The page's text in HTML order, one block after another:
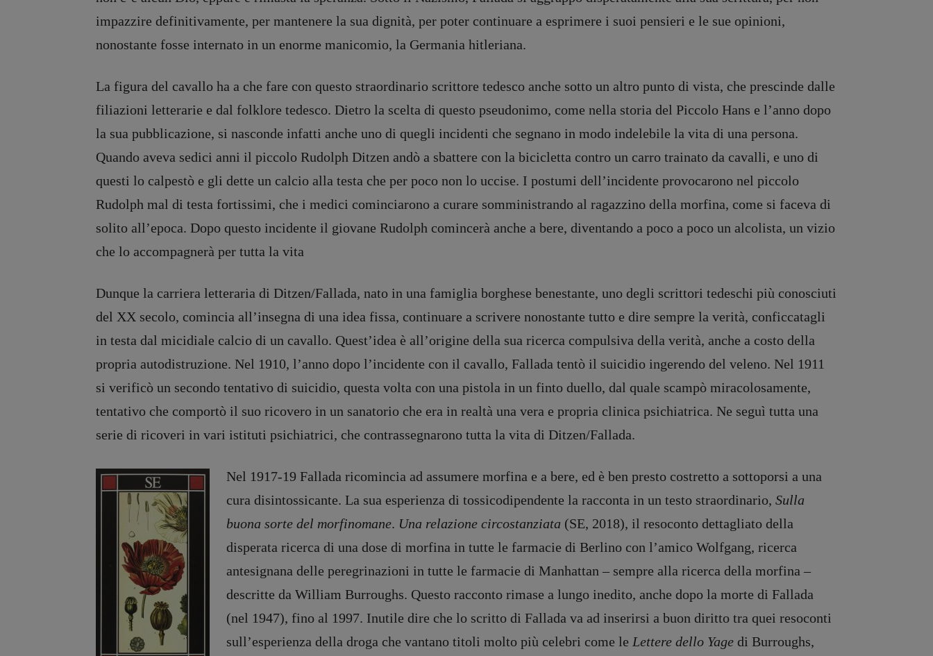
Copyright © 2018 – 2023 Pulp Magazine – Associazione Pulp Magazine – registrazione Tribunale Milano n° 5864/2023 – cod. fis. 97943720157 –Privacy
impazzire definitivamente, per mantenere la sua dignità, per poter continuare a esprimere i suoi pensieri e le sue opinioni,
nonostante fosse internato in un enorme manicomio, la Germania hitleriana.
La figura del cavallo ha a che fare con questo straordinario scrittore tedesco anche sotto un altro punto di vista, che prescinde dalle
filiazioni letterarie e dal folklore tedesco. Dietro la scelta di questo pseudonimo, come nella storia del Piccolo Hans e l’anno dopo
la sua pubblicazione, si nasconde infatti anche uno di quegli incidenti che segnano in modo indelebile la vita di una persona.
Quando aveva sedici anni il piccolo Rudolph Ditzen andò a sbattere con la bicicletta contro un carro trainato da cavalli, e uno di
questi lo calpestò e gli dette un calcio alla testa che per poco non lo uccise. I postumi dell’incidente provocarono nel piccolo
Rudolph mal di testa fortissimi, che i medici cominciarono a curare somministrando al ragazzino della morfina, come si faceva di
solito all’epoca. Dopo questo incidente il giovane Rudolph comincerà anche a bere, diventando a poco a poco un alcolista, un vizio
che lo accompagnerà per tutta la vita
Dunque la carriera letteraria di Ditzen/Fallada, nato in una famiglia borghese benestante, uno degli scrittori tedeschi più conosciuti
del XX secolo, comincia all’insegna di una idea fissa, continuare a scrivere nonostante tutto e dire sempre la verità, conficcatagli
in testa dal micidiale calcio di un cavallo. Quest’idea è all’origine della sua ricerca compulsiva della verità, anche a costo della
propria autodistruzione. Nel 1910, l’anno dopo l’incidente con il cavallo, Fallada tentò il suicidio ingerendo del veleno. Nel 1911
si verificò un secondo tentativo di suicidio, questa volta con una pistola in un finto duello, dal quale scampò miracolosamente,
tentativo che comportò il suo ricovero in un sanatorio che era in realtà una vera e propria clinica psichiatrica. Ne seguì tutta una
serie di ricoveri in vari istituti psichiatrici, che contrassegnarono tutta la vita di Ditzen/Fallada.
Nel 1917-19 Fallada ricomincia ad assumere morfina e a bere, ed è ben presto costretto a sottoporsi a una
cura disintossicante. La sua esperienza di tossicodipendente la racconta in un testo straordinario, Sulla
buona sorte del morfinomane. Una relazione circostanziata (SE, 2018), il resoconto dettagliato della
disperata ricerca di una dose di morfina in tutte le farmacie di Berlino con l’amico Wolfgang, ricerca
antesignana delle peregrinazioni in tutte le farmacie di Manhattan – sempre alla ricerca della morfina –
descritte da William Burroughs. Questo racconto rimase a lungo inedito, anche dopo la morte di Fallada
(nel 1947), fino al 1997. Inutile dire che lo scritto di Fallada va ad inserirsi a buon diritto tra quei resoconti
sull’esperienza della droga che vantano titoli molto più celebri come le Lettere dello Yage di Burroughs,